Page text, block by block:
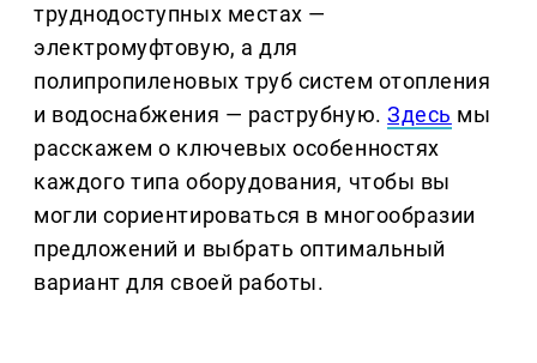
труднодоступных местах —
электромуфтовую, а для
полипропиленовых труб систем отопления
и водоснабжения — раструбную.Здесь мы
расскажем о ключевых особенностях
каждого типа оборудования, чтобы вы
могли сориентироваться в многообразии
предложений и выбрать оптимальный
вариант для своей работы.